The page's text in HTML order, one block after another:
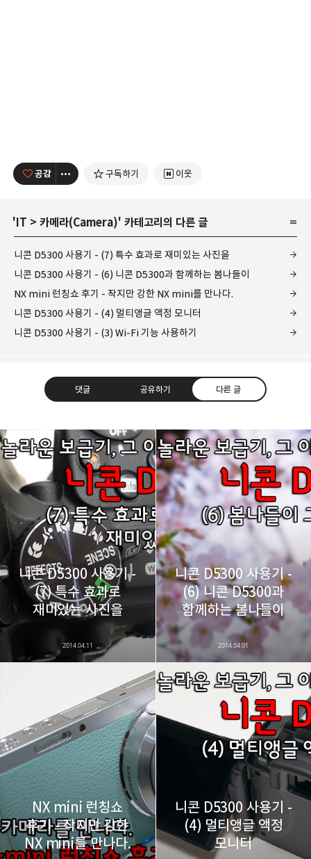
공감 구독하기 이웃
'IT > 카메라(Camera)' 카테고리의 다른 글
니콘 D5300 사용기 - (7) 특수 효과로 재미있는 사진을
니콘 D5300 사용기 - (6) 니콘 D5300과 함께하는 봄나들이
NX mini 런칭쇼 후기 - 작지만 강한 NX mini를 만나다.
니콘 D5300 사용기 - (4) 멀티앵글 액정 모니터
니콘 D5300 사용기 - (3) Wi-Fi 기능 사용하기
댓글 공유하기 다른 글
레이니아
다방면의 깊은 관심과 얕은 이해도를 갖춘 보편적
비주류이자 진화하는 영원한 주변인.
구독하기
구독하기 카카오톡 트위터
카카오스토리 네이버 블로그
니콘 D5300 사용기 -
(7) 특수 효과로
재미있는 사진을
2014.04.11
니콘 D5300 사용기 -
(6) 니콘 D5300과
함께하는 봄나들이
2014.04.01
NX mini 런칭쇼
후기 - 작지만 강한
NX mini를 만나다.
니콘 D5300 사용기 -
(4) 멀티앵글 액정
모니터